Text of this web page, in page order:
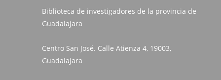
Biblioteca de investigadores de la provincia de
Guadalajara
Centro San José. Calle Atienza 4, 19003,
Guadalajara